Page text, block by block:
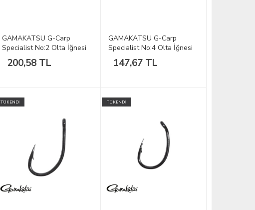
GAMAKATSU G-Carp
Specialist No:2 Olta İğnesi
1/10
200,58 TL
GAMAKATSU G-Carp
Specialist No:4 Olta İğnesi
1/10
147,67 TL
TÜKENDİ TÜKENDİ